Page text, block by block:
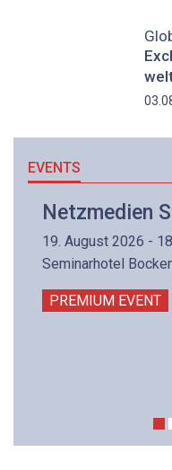
EVENTS
Netzmedien
19. August 2026 -
Seminarhotel
PREMIUM EVENT